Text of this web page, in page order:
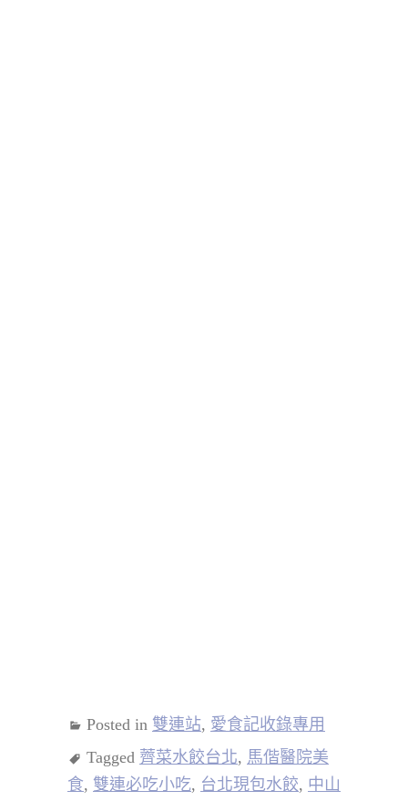
Posted in 雙連站, 愛食記收錄專用
Tagged 薺菜水餃台北, 馬偕醫院美
食, 雙連必吃小吃, 台北現包水餃, 中山